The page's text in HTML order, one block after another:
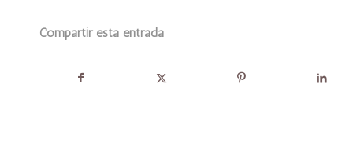
Compartir esta entrada